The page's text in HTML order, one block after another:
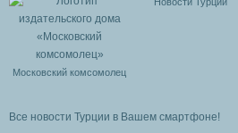
Московский комсомолец
Все новости Турции в Вашем смартфоне!